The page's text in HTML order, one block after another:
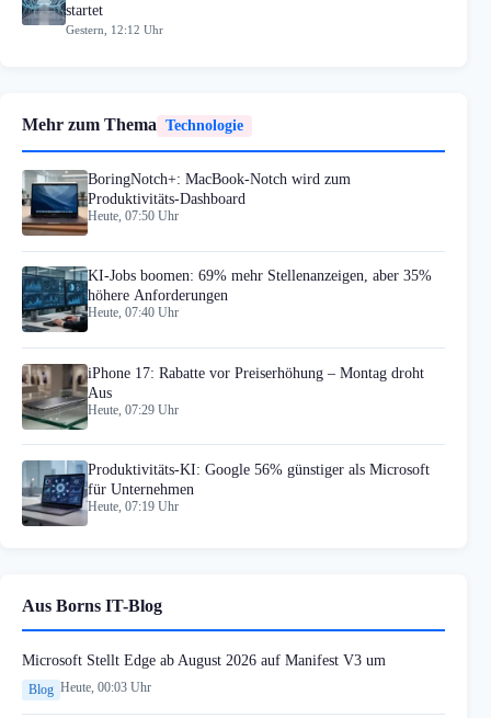
startet
Gestern, 12:12 Uhr
Mehr zum Thema Technologie
BoringNotch+: MacBook-Notch wird zum
Produktivitäts-Dashboard
Heute, 07:50 Uhr
KI-Jobs boomen: 69% mehr Stellenanzeigen, aber 35%
höhere Anforderungen
Heute, 07:40 Uhr
iPhone 17: Rabatte vor Preiserhöhung – Montag droht
Aus
Heute, 07:29 Uhr
Produktivitäts-KI: Google 56% günstiger als Microsoft
für Unternehmen
Heute, 07:19 Uhr
Aus Borns IT-Blog
Microsoft Stellt Edge ab August 2026 auf Manifest V3 um
Blog Heute, 00:03 Uhr